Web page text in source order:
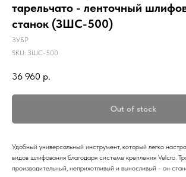
тарельчато - ленточный
станок (ЗШС-500)
ЗУБР
SKU: ЗШС-500
36 960 р.
Out of stock
Удобный универсальный инструмент, который легко
видов шлифования благодаря системе крепления Velcro.
производительный, неприхотливый и выносливый - он